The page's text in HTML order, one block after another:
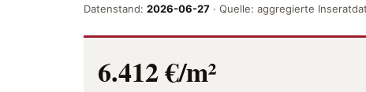
Datenstand: 2026-06-27 · Quelle: aggregierte
6.412 €/m²